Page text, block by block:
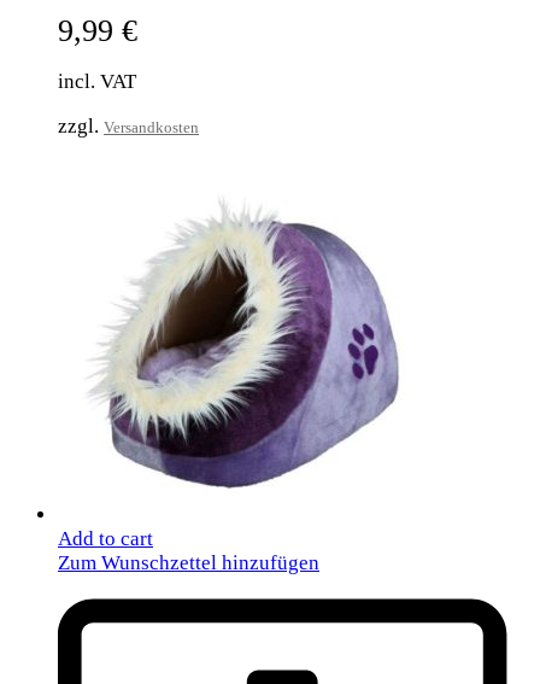
9,99 €
incl. VAT
zzgl. Versandkosten
Add to cart
Zum Wunschzettel hinzufügen